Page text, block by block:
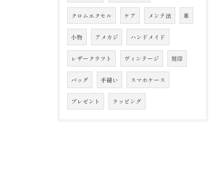
クロムエクセル ケア メンテ法 革
小物 アメカジ ハンドメイド
レザークラフト ヴィンテージ 刻印
バッグ 手縫い スマホケース
プレゼント ラッピング